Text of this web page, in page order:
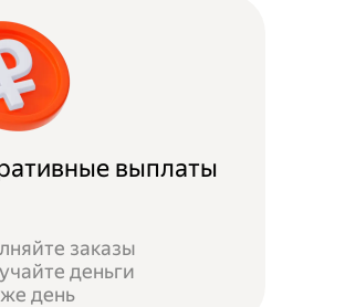
выплаты
заказы
деньги
день